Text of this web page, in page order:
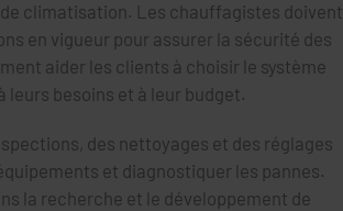
climatisation. Les chauffagistes doivent
en vigueur pour assurer la sécurité des
aider les clients à choisir le système
besoins et à leur budget.
des nettoyages et des réglages
et diagnostiquer les pannes.
la recherche et le développement de